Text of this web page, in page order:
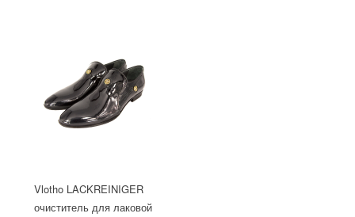
Vlotho LACKREINIGER
очиститель для лаковой